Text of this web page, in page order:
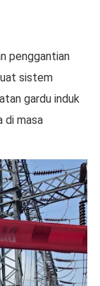
penggantian
sistem
gardu induk
di masa